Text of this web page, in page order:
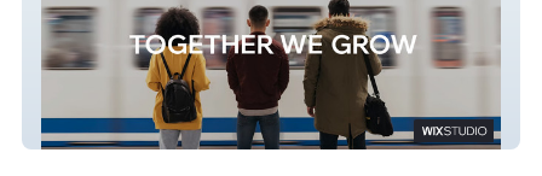
Daizo Marketing